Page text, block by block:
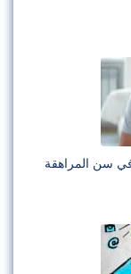
في سن المراهقة